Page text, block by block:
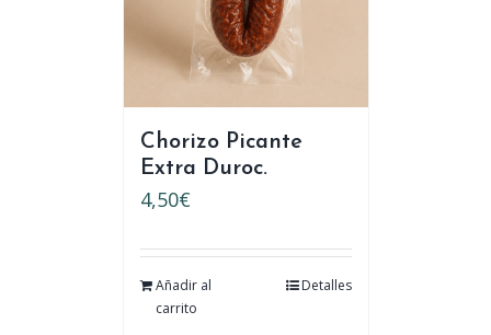
Chorizo Picante
Extra Duroc.
4,50€
Añadir al
carrito
Detalles